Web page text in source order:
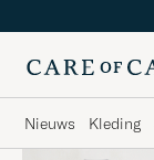
Nieuws Kleding